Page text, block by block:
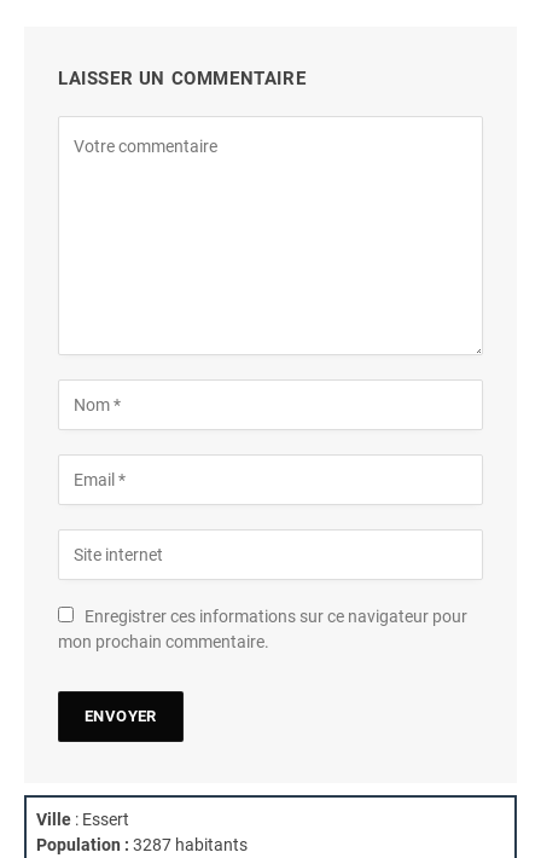
LAISSER UN COMMENTAIRE
Enregistrer ces informations sur ce navigateur pour
mon prochain commentaire.
Ville : Essert
Population : 3287 habitants